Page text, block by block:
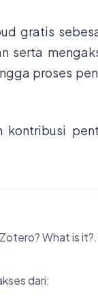
gratis
serta
proses
kontribusi
What is
dari: